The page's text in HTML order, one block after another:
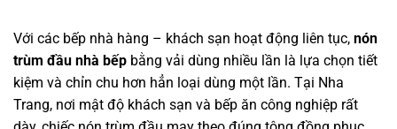
Với các bếp nhà hàng – khách sạn hoạt động liên tục, nón
trùm đầu nhà bếp bằng vải dùng nhiều lần là lựa chọn tiết
kiệm và chỉn chu hơn hẳn loại dùng một lần. Tại Nha
Trang, nơi mật độ khách sạn và bếp ăn công nghiệp rất